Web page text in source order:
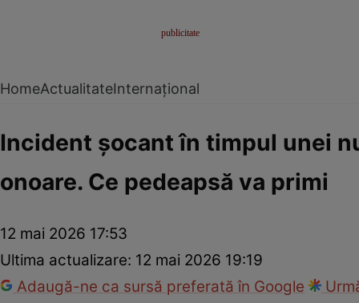
HomeActualitateInternațional
Incident șocant în timpul unei
onoare. Ce pedeapsă va primi
12 mai 2026 17:53
Ultima actualizare: 12 mai 2026 19:19
Adaugă-ne ca sursă preferată în Google